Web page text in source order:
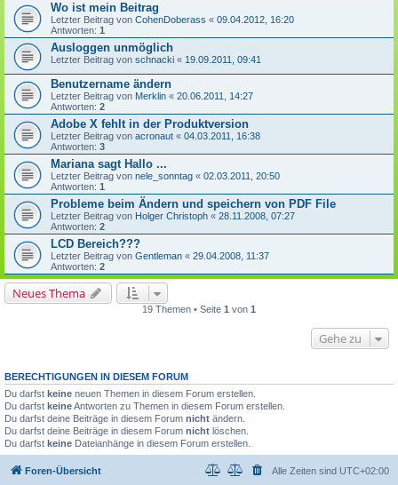
Wo ist mein Beitrag
Letzter Beitrag von CohenDoberass « 09.04.2012, 16:20
Antworten: 1
Ausloggen unmöglich
Letzter Beitrag von schnacki « 19.09.2011, 09:41
Benutzername ändern
Letzter Beitrag von Merklin « 20.06.2011, 14:27
Antworten: 2
Adobe X fehlt in der Produktversion
Letzter Beitrag von acronaut « 04.03.2011, 16:38
Antworten: 3
Mariana sagt Hallo ...
Letzter Beitrag von nele_sonntag « 02.03.2011, 20:50
Antworten: 1
Probleme beim Ändern und speichern von PDF File
Letzter Beitrag von Holger Christoph « 28.11.2008, 07:27
Antworten: 2
LCD Bereich???
Letzter Beitrag von Gentleman « 29.04.2008, 11:37
Antworten: 2
Neues Thema
19 Themen • Seite 1 von 1
Gehe zu
BERECHTIGUNGEN IN DIESEM FORUM
Du darfst keine neuen Themen in diesem Forum erstellen.
Du darfst keineAntworten zu Themen in diesem Forum erstellen.
Du darfst deine Beiträge in diesem Forum nicht ändern.
Du darfst deine Beiträge in diesem Forum nicht löschen.
Du darfst keine Dateianhänge in diesem Forum erstellen.
Foren-Übersicht Alle Zeiten sind UTC+02:00